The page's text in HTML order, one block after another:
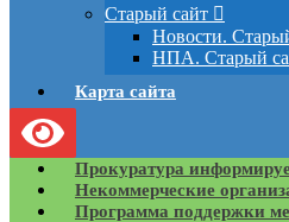
Старый сайт
Новости.
НПА. Старый
Карта сайта
Прокуратура
Некоммерческие
Программа поддержки